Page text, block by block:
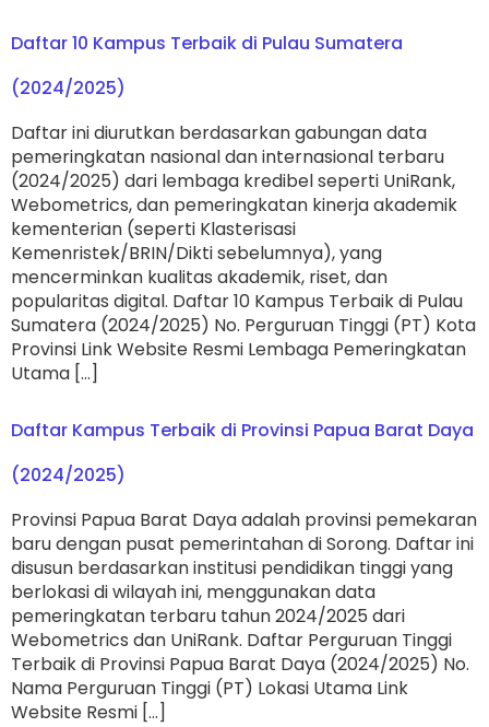
Daftar 10 Kampus Terbaik di Pulau Sumatera
(2024/2025)
Daftar ini diurutkan berdasarkan gabungan data
pemeringkatan nasional dan internasional terbaru
(2024/2025) dari lembaga kredibel seperti UniRank,
Webometrics, dan pemeringkatan kinerja akademik
kementerian (seperti Klasterisasi
Kemenristek/BRIN/Dikti sebelumnya), yang
mencerminkan kualitas akademik, riset, dan
popularitas digital. Daftar 10 Kampus Terbaik di Pulau
Sumatera (2024/2025) No. Perguruan Tinggi (PT) Kota
Provinsi Link Website Resmi Lembaga Pemeringkatan
Utama […]
Daftar Kampus Terbaik di Provinsi Papua Barat Daya
(2024/2025)
Provinsi Papua Barat Daya adalah provinsi pemekaran
baru dengan pusat pemerintahan di Sorong. Daftar ini
disusun berdasarkan institusi pendidikan tinggi yang
berlokasi di wilayah ini, menggunakan data
pemeringkatan terbaru tahun 2024/2025 dari
Webometrics dan UniRank. Daftar Perguruan Tinggi
Terbaik di Provinsi Papua Barat Daya (2024/2025) No.
Nama Perguruan Tinggi (PT) Lokasi Utama Link
Website Resmi […]